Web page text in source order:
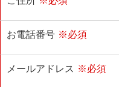
お電話番号 ※必須
メールアドレス ※必須